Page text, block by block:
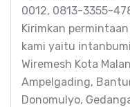
0012, 0813-3355-
Kirimkan
kami yaitu
Wiremesh Kota
Ampelgading,
Donomulyo,